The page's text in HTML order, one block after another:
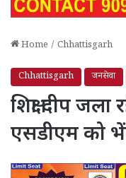
Home / Chhattisgarh
Chhattisgarh जनसेवा
शिक्षा दीप जला
एसडीएम को